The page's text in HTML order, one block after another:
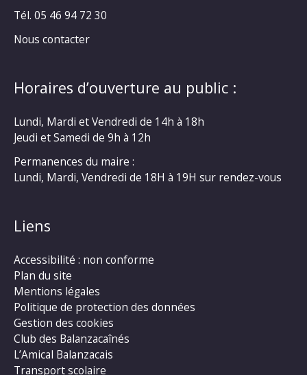
Tél. 05 46 94 72 30
Nous contacter
Horaires d’ouverture au public :
Lundi, Mardi et Vendredi de 14h à 18h
Jeudi et Samedi de 9h à 12h
Permanences du maire :
Lundi, Mardi, Vendredi de 18H à 19H sur rendez-vous
Liens
Accessibilité : non conforme
Plan du site
Mentions légales
Politique de protection des données
Gestion des cookies
Club des Balanzacaînés
L’Amical Balanzacais
Transport scolaire